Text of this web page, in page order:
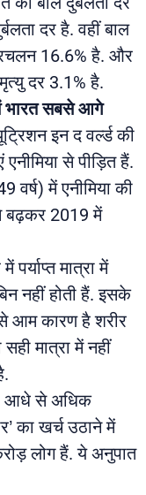
दर है. वहीं बाल
16.6% है. और
दर 3.1% है.
भारत सबसे आगे
इन द वर्ल्ड की
से पीड़ित हैं.
में एनीमिया की
बढ़कर 2019 में
पर्याप्त मात्रा में
नहीं होती हैं. इसके
आम कारण है शरीर
मात्रा में नहीं
आधे से अधिक
का खर्च उठाने में
लोग हैं. ये अनुपात